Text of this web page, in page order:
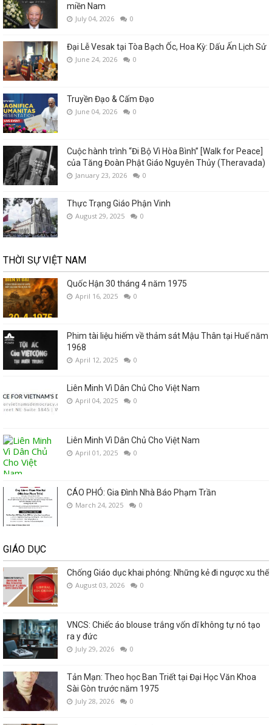
miền Nam
July 04, 2026 0
Đại Lễ Vesak tại Tòa Bạch Ốc, Hoa Kỳ: Dấu Ấn Lịch Sử
June 24, 2026 0
Truyền Đạo & Cấm Đạo
June 04, 2026 0
Cuộc hành trình “Đi Bộ Vì Hòa Bình” [Walk for Peace]
của Tăng Đoàn Phật Giáo Nguyên Thủy (Theravada)
January 23, 2026 0
Thực Trạng Giáo Phận Vinh
August 29, 2025 0
THỜI SỰ VIỆT NAM
Quốc Hận 30 tháng 4 năm 1975
April 16, 2025 0
Phim tài liệu hiếm về thảm sát Mậu Thân tại Huế năm
1968
April 12, 2025 0
Liên Minh Vì Dân Chủ Cho Việt Nam
April 04, 2025 0
Liên Minh Vì Dân Chủ Cho Việt Nam
April 01, 2025 0
CÁO PHÓ: Gia Đình Nhà Báo Phạm Trần
March 24, 2025 0
GIÁO DỤC
Chống Giáo dục khai phóng: Những kẻ đi ngược xu thế
August 03, 2026 0
VNCS: Chiếc áo blouse trắng vốn dĩ không tự nó tạo
ra y đức
July 29, 2026 0
Tản Mạn: Theo học Ban Triết tại Đại Học Văn Khoa
Sài Gòn trước năm 1975
July 28, 2026 0